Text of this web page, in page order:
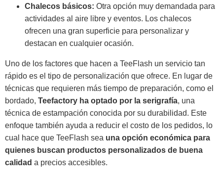
Chalecos básicos: Otra opción muy demandada para
actividades al aire libre y eventos. Los chalecos
ofrecen una gran superficie para personalizar y
destacan en cualquier ocasión.
Uno de los factores que hacen a TeeFlash un servicio tan
rápido es el tipo de personalización que ofrece. En lugar de
técnicas que requieren más tiempo de preparación, como el
bordado, Teefactory ha optado por la serigrafía, una
técnica de estampación conocida por su durabilidad. Este
enfoque también ayuda a reducir el costo de los pedidos, lo
cual hace que TeeFlash sea una opción económica para
quienes buscan productos personalizados de buena
calidad a precios accesibles.